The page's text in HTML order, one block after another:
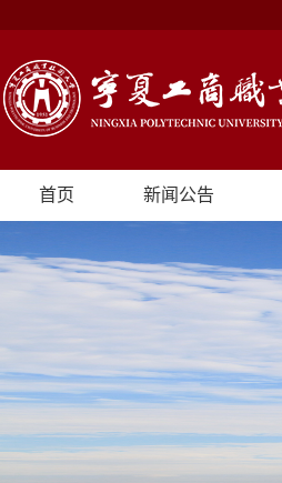
首页 新闻公告